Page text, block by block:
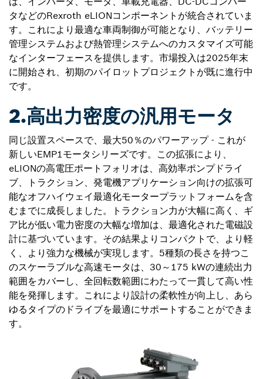
タなどのRexroth eLIONコンポーネントが統合されていま
す。これにより最適な車両制御が可能となり、バッテリー
管理システムおよび熱管理システムへのカスタマイズ可能
なインターフェースを提供します。市場投入は2025年末
に開始され、初期のパイロットプロジェクトが既に進行中
です。
2.高出力密度の汎用モータ
同じ設置スペースで、最大50％のパワーアップ - これが
新しいEMP1モータシリーズです。この拡張により、
eLIONの高電圧ポートフォリオは、高効率ポンプドライ
ブ、トラクション、発電機アプリケーション向けの拡張可
能なオフハイウェイ最適化モータープラットフォームを含
むまでに成長しました。トラクション力が大幅に高く、ギ
ア比が低い電力密度の大幅な増加は、最適化された電磁設
計に基づいています。その結果よりコンパクトで、より軽
く、より強力な機械が実現します。5種類の長さを持つこ
のスケーラブルな高速モータは、30～175 kWの連続出力
範囲をカバーし、全回転数範囲にわたって一貫して高い性
能を発揮します。これにより設計の柔軟性が向上し、あら
ゆるタイプのドライブを最適にサポートすることができま
す。